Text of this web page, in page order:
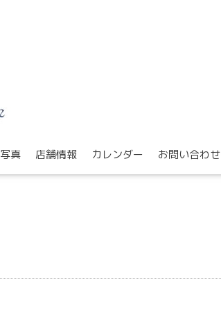
写真 店舗情報 カレンダー お問い合わせ